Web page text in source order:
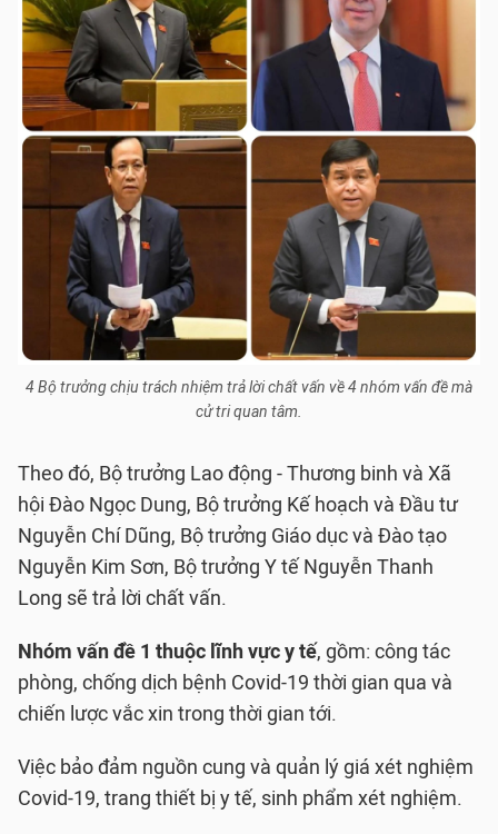
4 Bộ trưởng chịu trách nhiệm trả lời chất vấn về 4 nhóm vấn đề mà
cử tri quan tâm.
Theo đó, Bộ trưởng Lao động - Thương binh và Xã
hội Đào Ngọc Dung, Bộ trưởng Kế hoạch và Đầu tư
Nguyễn Chí Dũng, Bộ trưởng Giáo dục và Đào tạo
Nguyễn Kim Sơn, Bộ trưởng Y tế Nguyễn Thanh
Long sẽ trả lời chất vấn.
Nhóm vấn đề 1 thuộc lĩnh vực y tế, gồm: công tác
phòng, chống dịch bệnh Covid-19 thời gian qua và
chiến lược vắc xin trong thời gian tới.
Việc bảo đảm nguồn cung và quản lý giá xét nghiệm
Covid-19, trang thiết bị y tế, sinh phẩm xét nghiệm.